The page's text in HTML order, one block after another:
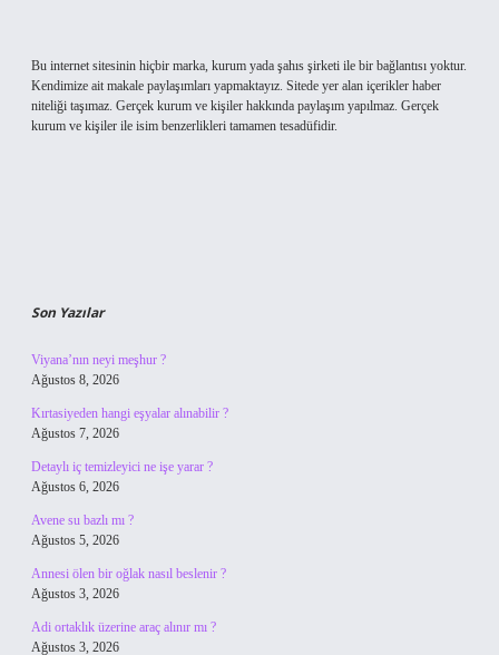
Bu internet sitesinin hiçbir marka, kurum yada şahıs şirketi ile bir bağlantısı yoktur.
Kendimize ait makale paylaşımları yapmaktayız. Sitede yer alan içerikler haber
niteliği taşımaz. Gerçek kurum ve kişiler hakkında paylaşım yapılmaz. Gerçek
kurum ve kişiler ile isim benzerlikleri tamamen tesadüfidir.
Son Yazılar
Viyana’nın neyi meşhur ?
Ağustos 8, 2026
Kırtasiyeden hangi eşyalar alınabilir ?
Ağustos 7, 2026
Detaylı iç temizleyici ne işe yarar ?
Ağustos 6, 2026
Avene su bazlı mı ?
Ağustos 5, 2026
Annesi ölen bir oğlak nasıl beslenir ?
Ağustos 3, 2026
Adi ortaklık üzerine araç alınır mı ?
Ağustos 3, 2026